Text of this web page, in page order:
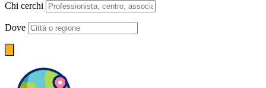
Chi cerchi
Dove